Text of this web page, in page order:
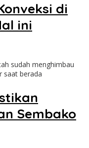
di
ini
sudah menghimbau
saat berada
Sembako